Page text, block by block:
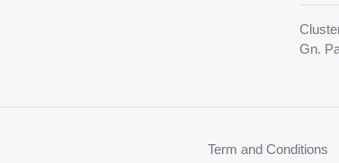
Gn.
Term and Conditions